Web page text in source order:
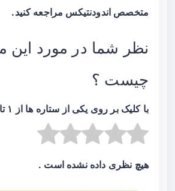
متخصص اندودنتیکس مراجعه کنید.
نظر شما در مورد
چیست ؟
با کلیک بر روی یکی از ستاره ها از ۱ تا ۵ امتیاز دهید :
هیچ نظری داده نشده است .